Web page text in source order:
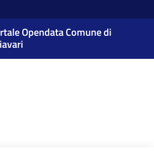
Opendata Comune di